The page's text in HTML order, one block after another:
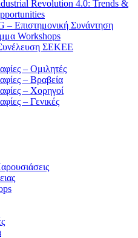
Revolution 4.0: Trends &
– Επιστημονική Συνάντηση
Workshops
ΣΕΚΕΕ
– Ομιλητές
– Βραβεία
– Χορηγοί
– Γενικές